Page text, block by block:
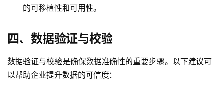
的可移植性和可用性。
四、数据验证与校验
数据验证与校验是确保数据准确性的重要步骤。以下建议可
以帮助企业提升数据的可信度：